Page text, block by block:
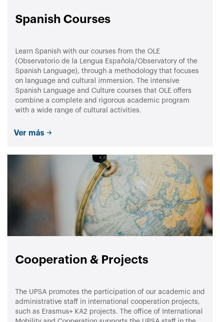
Spanish Courses
Learn Spanish with our courses from the OLE
(Observatorio de la Lengua Española/Observatory of the
Spanish Language), through a methodology that focuses
on language and cultural immersion. The intensive
Spanish Language and Culture courses that OLE offers
combine a complete and rigorous academic program
with a wide range of cultural activities.
Ver más
Cooperation & Projects
The UPSA promotes the participation of our academic and
administrative staff in international cooperation projects,
such as Erasmus+ KA2 projects. The office of International